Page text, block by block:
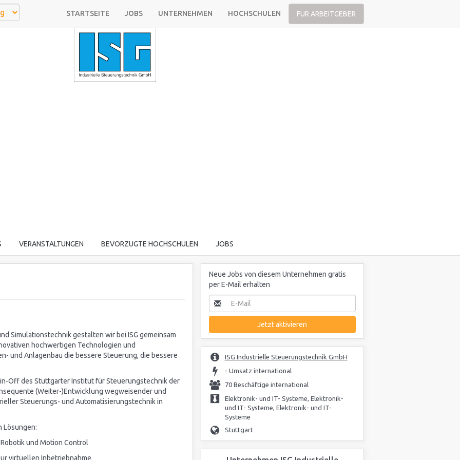
STARTSEITE JOBS UNTERNEHMEN HOCHSCHULEN FÜR ARBEITGEBER
VERANSTALTUNGEN BEVORZUGTE HOCHSCHULEN JOBS
Simulationstechnik gestalten wir bei ISG gemeinsam
hochwertigen Technologien und
und Anlagenbau die bessere Steuerung, die bessere
Off des Stuttgarter Institut für Steuerungstechnik der
(Weiter-)Entwicklung wegweisender und
Steuerungs- und Automatisierungstechnik in
Lösungen:
und Motion Control
virtuellen Inbetriebnahme
Neue Jobs von diesem Unternehmen gratis
per E-Mail erhalten
Jetzt aktivieren
ISG Industrielle Steuerungstechnik GmbH
- Umsatz international
70 Beschäftige international
Elektronik- und IT- Systeme, Elektronik-
und IT- Systeme, Elektronik- und IT-
Systeme
Stuttgart